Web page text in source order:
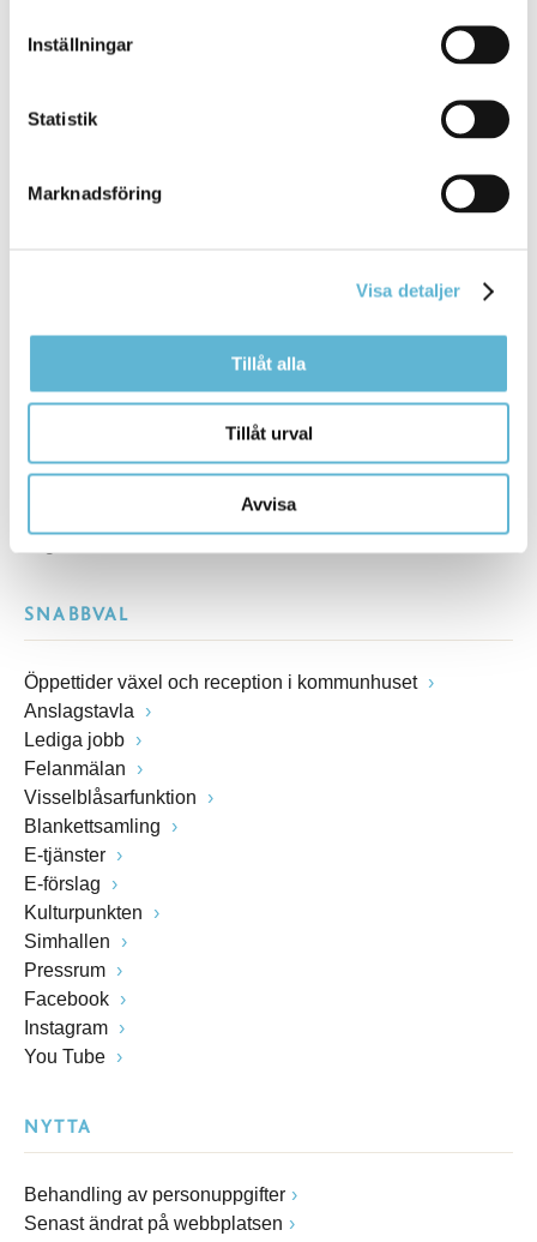
Inställningar
Statistik
Marknadsföring
Visa detaljer
Tillåt alla
Tillåt urval
Avvisa
E-post
kommunstyrelsen@bromolla.se
Webbadress
SNABBVAL
Öppettider växel och reception i kommunhuset
Anslagstavla
Lediga jobb
Felanmälan
Visselblåsarfunktion
Blankettsamling
E-tjänster
E-förslag
Kulturpunkten
Simhallen
Pressrum
Facebook
Instagram
You Tube
NYTTA
Behandling av personuppgifter
Senast ändrat på webbplatsen